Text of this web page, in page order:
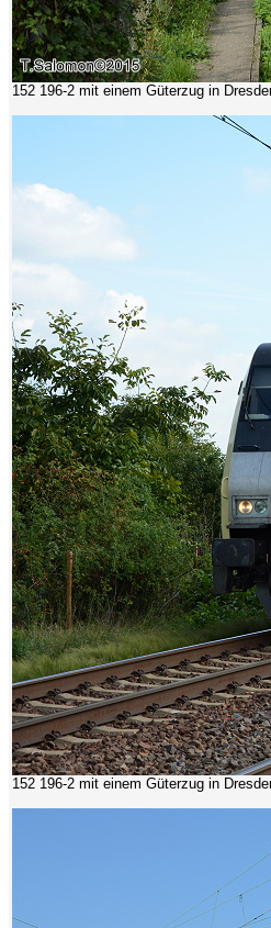
152 196-2 mit einem Güterzug in
152 196-2 mit einem Güterzug in